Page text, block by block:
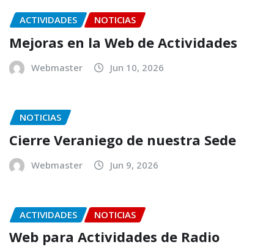
ACTIVIDADES NOTICIAS
Mejoras en la Web de Actividades
Webmaster Jun 10, 2026
NOTICIAS
Cierre Veraniego de nuestra Sede
Webmaster Jun 9, 2026
ACTIVIDADES NOTICIAS
Web para Actividades de Radio